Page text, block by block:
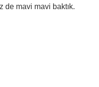
de mavi mavi baktık.